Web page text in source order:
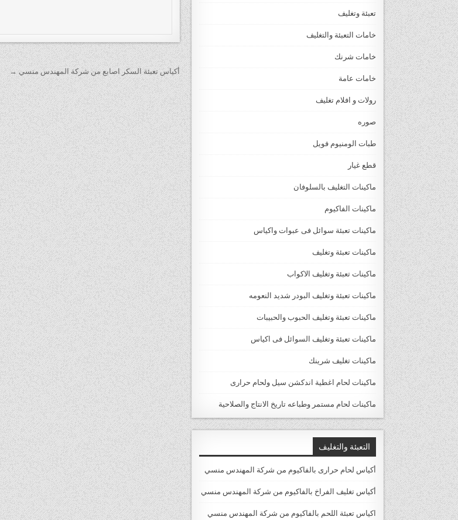
تصفّح المقالات
أكياس تعبئة السكر اصابع من شركة المهندس منسي →
تعبئة وتغليف
خامات التعبئة والتغليف
خامات شرنك
خامات عامة
رولات و افلام تغليف
صوره
طبات الومنيوم فويل
قطع غيار
ماكينات التغليف بالسلوفان
ماكينات الفاكيوم
ماكينات تعبئة سوائل فى عبوات واكياس
ماكينات تعبئة وتغليف
ماكينات تعبئة وتغليف الاكواب
ماكينات تعبئة وتغليف البودر شديد النعومه
ماكينات تعبئة وتغليف الحبوب والحبيبات
ماكينات تعبئة وتغليف السوائل فى اكياس
ماكينات تغليف شرينك
ماكينات لحام اغطية اندكشن سيل ولحام حرارى
ماكينات لحام مستمر وطباعه تاريخ الانتاج والصلاحية
التعبئة والتغليف
أكياس لحام حرارى بالفاكيوم من شركة المهندس منسي
أكياس تغليف الفراخ بالفاكيوم من شركة المهندس منسي
اكياس تعبئة اللحم بالفاكيوم من شركة المهندس منسي